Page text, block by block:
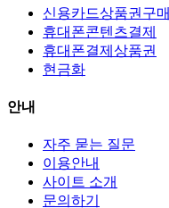
신용카드상품권구매
휴대폰콘텐츠결제
휴대폰결제상품권
현금화
안내
자주 묻는 질문
이용안내
사이트 소개
문의하기